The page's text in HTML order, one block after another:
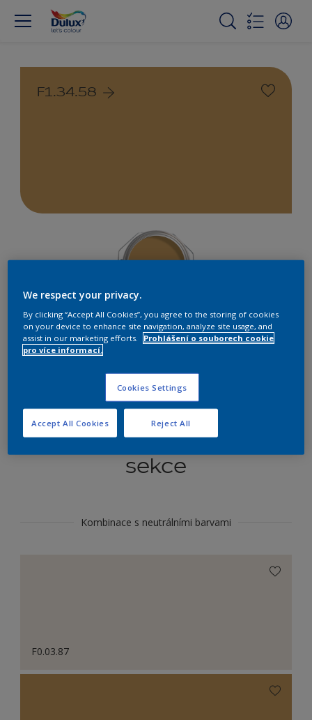
F1.34.58
Najít výrobek v tomto odstínu
Koordinovat barevné
sekce
Kombinace s neutrálními barvami
F0.03.87
We respect your privacy.
By clicking “Accept All Cookies”, you agree to the storing of cookies
on your device to enhance site navigation, analyze site usage, and
assist in our marketing efforts.
Prohlášení o souborech cookie
pro více informací.
Cookies Settings
Reject All
Accept All Cookies